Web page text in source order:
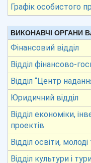
Графік особистого
ВИКОНАВЧІ ОРГАНИ
Фінансовий відділ
Відділ фінансово-
Відділ “Центр
Юридичний відділ
Відділ економіки,
проектів
Відділ освіти,
Відділ культури і